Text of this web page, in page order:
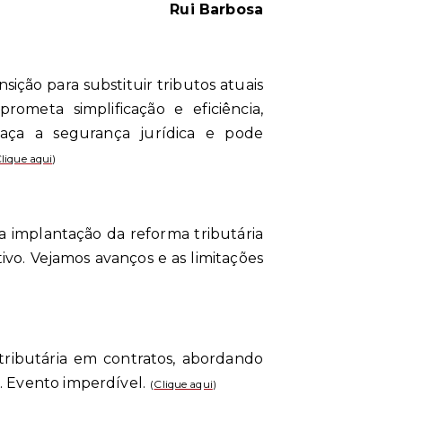
Rui Barbosa
para substituir tributos atuais
simplificação e eficiência,
a segurança jurídica e pode
aqui)
implantação da reforma tributária
Vejamos avanços e as limitações
em contratos, abordando
Evento imperdível. (Clique aqui)